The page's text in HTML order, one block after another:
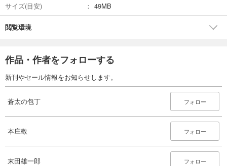
完結
あらすじを表示する
495円 (税込)
カート
試し読み
サイズ(目安)
49MB
閲覧環境
作品・作者をフォローする
新刊やセール情報をお知らせします。
蒼太の包丁 フォロー
本庄敬 フォロー
末田雄一郎 フォロー